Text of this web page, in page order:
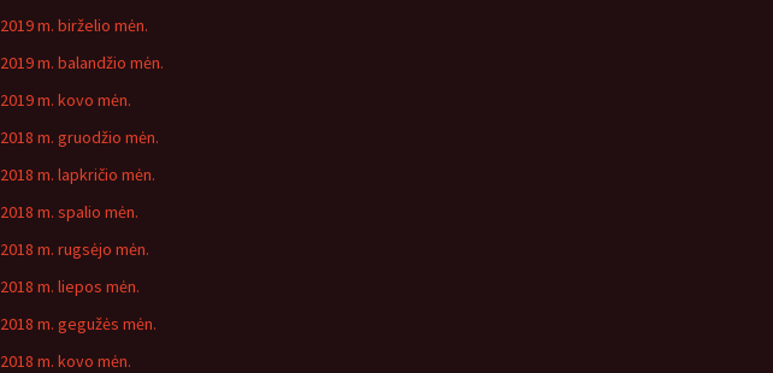
2019 m. birželio mėn.
2019 m. balandžio mėn.
2019 m. kovo mėn.
2018 m. gruodžio mėn.
2018 m. lapkričio mėn.
2018 m. spalio mėn.
2018 m. rugsėjo mėn.
2018 m. liepos mėn.
2018 m. gegužės mėn.
2018 m. kovo mėn.